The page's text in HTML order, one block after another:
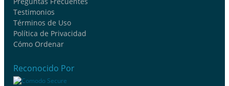
Testimonios
Términos de Uso
Política de Privacidad
Cómo Ordenar
Reconocido Por